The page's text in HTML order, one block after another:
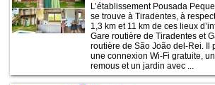
L’établissement Pousada
se trouve à Tiradentes, à
1,3 km et 11 km de ces lieux
Gare routière de Tiradentes et
routière de São João del-Rei. Il
une connexion Wi-Fi gratuite,
remous et un jardin avec ...